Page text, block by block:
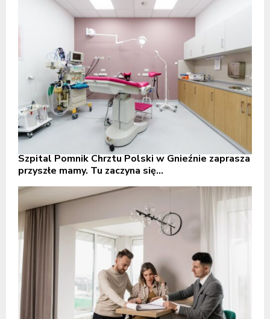
Szpital Pomnik Chrztu Polski w Gnieźnie zaprasza
przyszłe mamy. Tu zaczyna się...